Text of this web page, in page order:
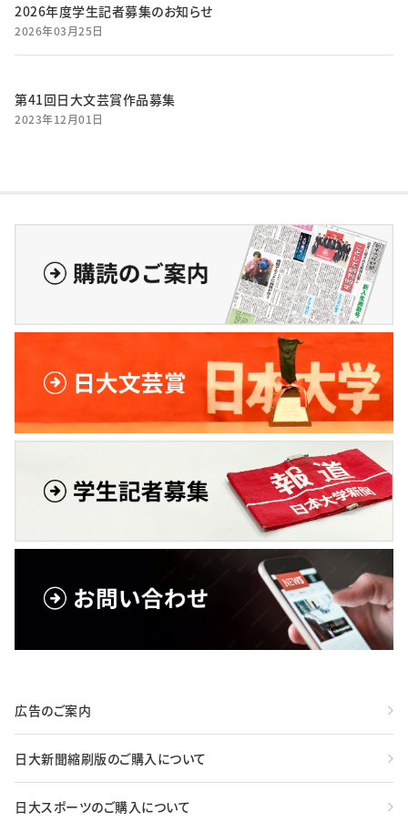
2026年度学生記者募集のお知らせ
2026年03月25日
第41回日大文芸賞作品募集
2023年12月01日
広告のご案内
日大新聞縮刷版のご購入について
日大スポーツのご購入について